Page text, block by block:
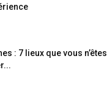
: 7 lieux que vous n’êtes